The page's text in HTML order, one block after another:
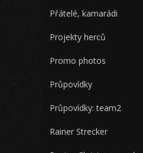
Přátelé, kamarádi
Projekty herců
Promo photos
Průpovídky
Průpovídky: team2
Rainer Strecker